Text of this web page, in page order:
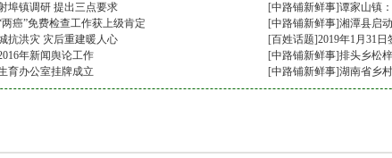
埠镇调研 提出三点要求
谭家山镇
[中路铺新鲜事]
癌”免费检查工作获上级肯定
湘潭县启
[中路铺新鲜事]
抗洪灾 灾后重建暖人心
2019年1月31
[百姓话题]
年新闻舆论工作
排头乡松
[中路铺新鲜事]
育办公室挂牌成立
湖南省乡
[中路铺新鲜事]